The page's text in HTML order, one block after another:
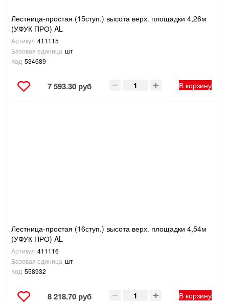
Лестница-простая (15ступ.) высота верх. площадки 4,26м
(УФУК ПРО) AL
Артикул 411115
Базовая единица шт
Код 534689
7 593.30 руб В корзину
Лестница-простая (16ступ.) высота верх. площадки 4,54м
(УФУК ПРО) AL
Артикул 411116
Базовая единица шт
Код 558932
8 218.70 руб В корзину